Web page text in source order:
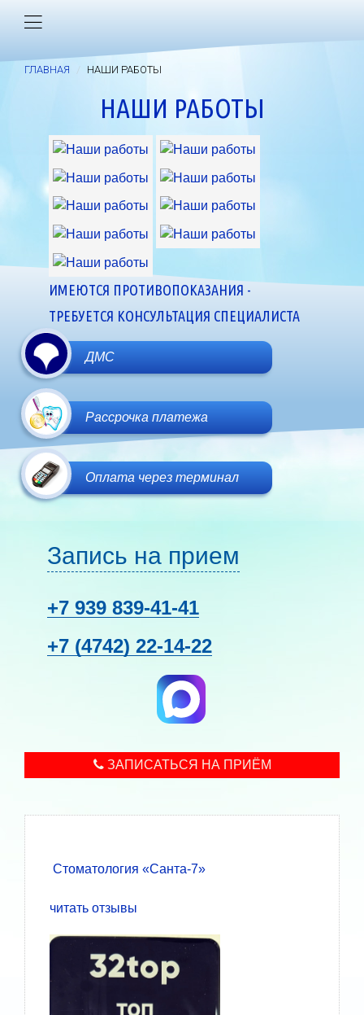
ГЛАВНАЯ НАШИ РАБОТЫ
НАШИ РАБОТЫ
ИМЕЮТСЯ ПРОТИВОПОКАЗАНИЯ -
ТРЕБУЕТСЯ КОНСУЛЬТАЦИЯ СПЕЦИАЛИСТА
ДМС
Рассрочка платежа
Оплата через терминал
Запись на прием
+7 939 839-41-41
+7 (4742) 22-14-22
ЗАПИСАТЬСЯ НА ПРИЁМ
Стоматология «Санта-7»
читать отзывы